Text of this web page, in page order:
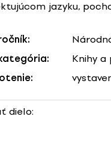
jazyku,
Knihy a
dielo: